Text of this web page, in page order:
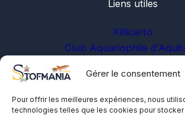
Gérer le consentement
Pour offrir les meilleures expériences, nous
technologies telles que les cookies pour
Liens utiles
Killicarto
Club Aquariophile